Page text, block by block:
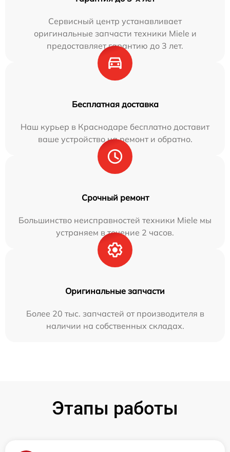
Сервисный центр устанавливает
оригинальные запчасти техники Miele и
предоставляет гарантию до 3 лет.
Бесплатная доставка
Наш курьер в Краснодаре бесплатно доставит
ваше устройство на ремонт и обратно.
Срочный ремонт
Большинство неисправностей техники Miele мы
устраняем в течение 2 часов.
Оригинальные запчасти
Более 20 тыс. запчастей от производителя в
наличии на собственных складах.
Этапы работы